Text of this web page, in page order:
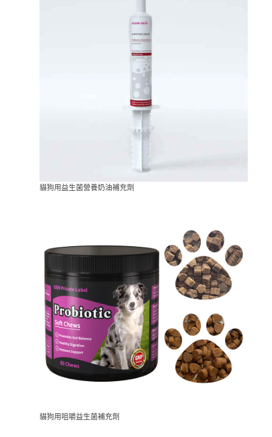
貓狗用益生菌營養奶油補充劑
貓狗用咀嚼益生菌補充劑